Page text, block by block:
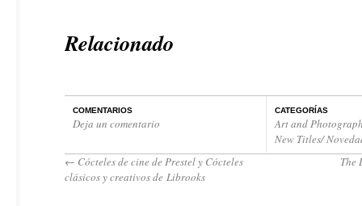
Relacionado
COMENTARIOS
Deja un comentario
CATEGORÍAS
Art and
New Titles/
← Cócteles de cine de Prestel y Cócteles
clásicos y creativos de Librooks
The